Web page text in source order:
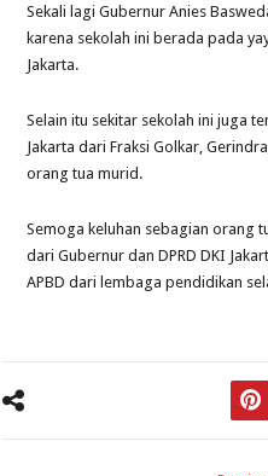
Sekali lagi Gubernur Anies
karena sekolah ini berada pada
Jakarta.
Selain itu sekitar sekolah ini juga
Jakarta dari Fraksi Golkar,
orang tua murid.
Semoga keluhan sebagian orang
dari Gubernur dan DPRD DKI
APBD dari lembaga pendidikan